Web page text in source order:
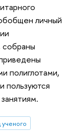
личный
собраны
полиглотами,
пользуются
ученого